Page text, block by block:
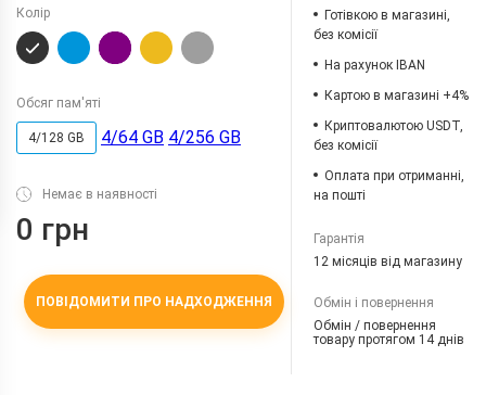
Колір
Обсяг пам'яті
4/128 GB 4/64 GB 4/256 GB
Немає в наявності
0 грн
ПОВІДОМИТИ ПРО НАДХОДЖЕННЯ
Готівкою в магазині,
без комісії
На рахунок IBAN
Картою в магазині +4%
Криптовалютою USDT,
без комісії
Оплата при отриманні,
на пошті
Гарантія
12 місяців від магазину
Обмін і повернення
Обмін / повернення
товару протягом 14 днів